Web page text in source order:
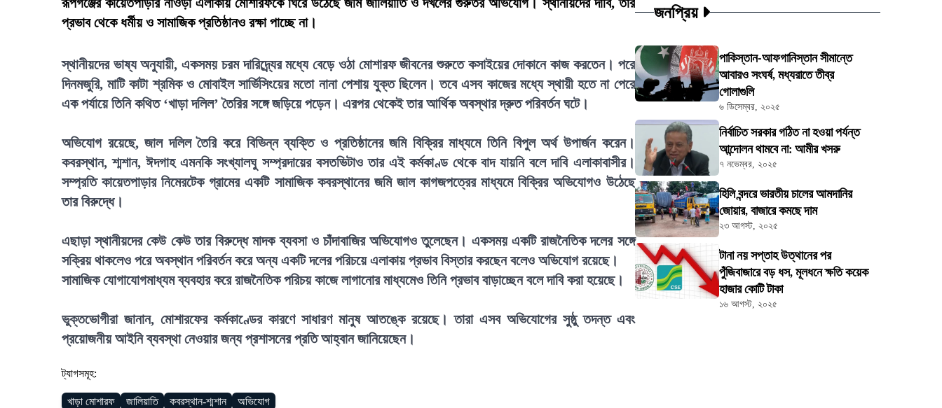
প্রভাব থেকে ধর্মীয় ও সামাজিক প্রতিষ্ঠানও রক্ষা পাচ্ছে না।
স্থানীয়দের ভাষ্য অনুযায়ী, একসময় চরম দারিদ্র্যের মধ্যে বেড়ে ওঠা মোশারফ জীবনের শুরুতে কসাইয়ের দোকানে কাজ করতেন। পরে
দিনমজুরি, মাটি কাটা শ্রমিক ও মোবাইল সার্ভিসিংয়ের মতো নানা পেশায় যুক্ত ছিলেন। তবে এসব কাজের মধ্যে স্থায়ী হতে না পেরে
এক পর্যায়ে তিনি কথিত ‘খাড়া দলিল’ তৈরির সঙ্গে জড়িয়ে পড়েন। এরপর থেকেই তার আর্থিক অবস্থার দ্রুত পরিবর্তন ঘটে।
অভিযোগ রয়েছে, জাল দলিল তৈরি করে বিভিন্ন ব্যক্তি ও প্রতিষ্ঠানের জমি বিক্রির মাধ্যমে তিনি বিপুল অর্থ উপার্জন করেন।
কবরস্থান, শ্মশান, ঈদগাহ এমনকি সংখ্যালঘু সম্প্রদায়ের বসতভিটাও তার এই কর্মকাণ্ড থেকে বাদ যায়নি বলে দাবি এলাকাবাসীর।
সম্প্রতি কায়েতপাড়ার নিমেরটেক গ্রামের একটি সামাজিক কবরস্থানের জমি জাল কাগজপত্রের মাধ্যমে বিক্রির অভিযোগও উঠেছে
তার বিরুদ্ধে।
এছাড়া স্থানীয়দের কেউ কেউ তার বিরুদ্ধে মাদক ব্যবসা ও চাঁদাবাজির অভিযোগও তুলেছেন। একসময় একটি রাজনৈতিক দলের সঙ্গে
সক্রিয় থাকলেও পরে অবস্থান পরিবর্তন করে অন্য একটি দলের পরিচয়ে এলাকায় প্রভাব বিস্তার করছেন বলেও অভিযোগ রয়েছে।
সামাজিক যোগাযোগমাধ্যম ব্যবহার করে রাজনৈতিক পরিচয় কাজে লাগানোর মাধ্যমেও তিনি প্রভাব বাড়াচ্ছেন বলে দাবি করা হয়েছে।
ভুক্তভোগীরা জানান, মোশারফের কর্মকাণ্ডের কারণে সাধারণ মানুষ আতঙ্কে রয়েছে। তারা এসব অভিযোগের সুষ্ঠু তদন্ত এবং
প্রয়োজনীয় আইনি ব্যবস্থা নেওয়ার জন্য প্রশাসনের প্রতি আহ্বান জানিয়েছেন।
ট্যাগসমূহ:
খাড়া মোশারফ জালিয়াতি কবরস্থান-শ্মশান অভিযোগ
জনপ্রিয়
পাকিস্তান-আফগানিস্তান সীমান্তে
আবারও সংঘর্ষ, মধ্যরাতে তীব্র
গোলাগুলি
৬ ডিসেম্বর, ২০২৫
নির্বাচিত সরকার গঠিত না হওয়া পর্যন্ত
আন্দোলন থামবে না: আমীর খসরু
৭ নভেম্বর, ২০২৫
হিলি বন্দরে ভারতীয় চালের আমদানির
জোয়ার, বাজারে কমছে দাম
২৩ আগস্ট, ২০২৫
টানা নয় সপ্তাহ উত্থানের পর
পুঁজিবাজারে বড় ধস, মূলধনে ক্ষতি কয়েক
হাজার কোটি টাকা
১৬ আগস্ট, ২০২৫